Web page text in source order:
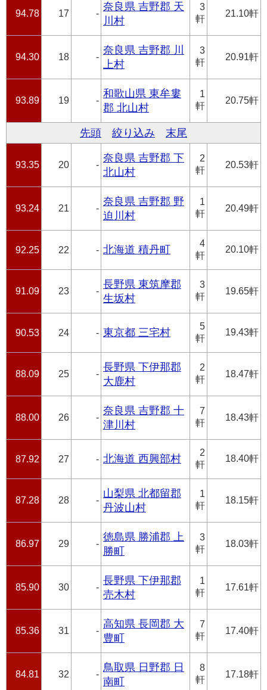
94.78 17 -
奈良県 吉野郡 天
川村
3
軒
21.10軒
94.30 18 -
奈良県 吉野郡 川
上村
3
軒
20.91軒
93.89 19 -
和歌山県 東牟婁
郡 北山村
1
軒
20.75軒
先頭 絞り込み 末尾
93.35 20 -
奈良県 吉野郡 下
北山村
2
軒
20.53軒
93.24 21 -
奈良県 吉野郡 野
迫川村
1
軒
20.49軒
92.25 22 - 北海道 積丹町
4
軒
20.10軒
91.09 23 -
長野県 東筑摩郡
生坂村
3
軒
19.65軒
90.53 24 - 東京都 三宅村
5
軒
19.43軒
88.09 25 -
長野県 下伊那郡
大鹿村
2
軒
18.47軒
88.00 26 -
奈良県 吉野郡 十
津川村
7
軒
18.43軒
87.92 27 - 北海道 西興部村
2
軒
18.40軒
87.28 28 -
山梨県 北都留郡
丹波山村
1
軒
18.15軒
86.97 29 -
徳島県 勝浦郡 上
勝町
3
軒
18.03軒
85.90 30 -
長野県 下伊那郡
売木村
1
軒
17.61軒
85.36 31 -
高知県 長岡郡 大
豊町
7
軒
17.40軒
84.81 32 -
鳥取県 日野郡 日
南町
8
軒
17.18軒